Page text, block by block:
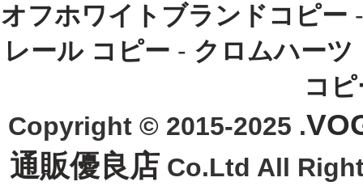
オフホワイトブランドコピー
レール コピー - クロムハーツ
コ
Copyright © 2015-2025 .
通販優良店 Co.Ltd All